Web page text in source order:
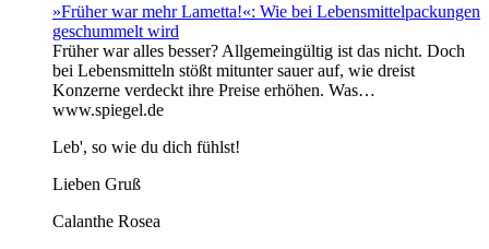
»Früher war mehr Lametta!«: Wie bei Lebensmittelpackungen
geschummelt wird
Früher war alles besser? Allgemeingültig ist das nicht. Doch
bei Lebensmitteln stößt mitunter sauer auf, wie dreist
Konzerne verdeckt ihre Preise erhöhen. Was…
www.spiegel.de
Leb', so wie du dich fühlst!
Lieben Gruß
Calanthe Rosea